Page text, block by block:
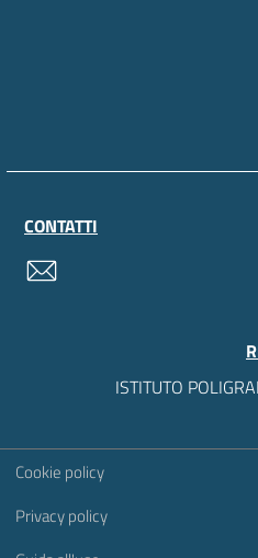
CONTATTI
ISTITUTO
Sezione Link Utili
Cookie policy
Privacy policy